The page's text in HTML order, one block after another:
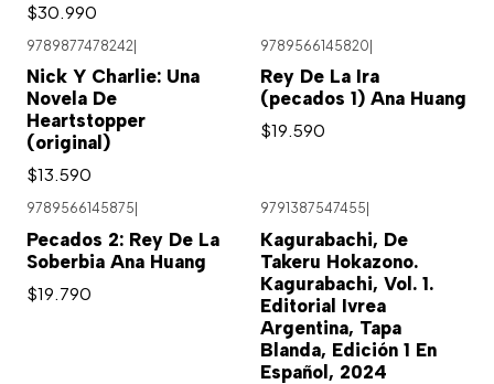
$30.990
9789877478242
Nick Y Charlie: Una
Novela De
Heartstopper
(original)
$13.590
9789566145820
Rey De La Ira
(pecados 1) Ana Huang
$19.590
9789566145875
Pecados 2: Rey De La
Soberbia Ana Huang
$19.790
9791387547455
Kagurabachi, De
Takeru Hokazono.
Kagurabachi, Vol. 1.
Editorial Ivrea
Argentina, Tapa
Blanda, Edición 1 En
Español, 2024